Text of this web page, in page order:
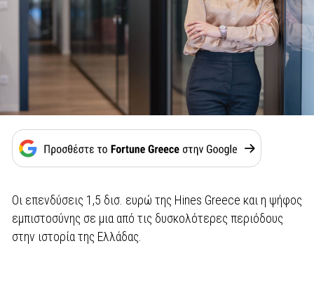
Οι επενδύσεις 1,5 δισ. ευρώ της Hines Greece και η ψήφος
εµπιστοσύνης σε µια από τις δυσκολότερες περιόδους
στην ιστορία της Ελλάδας.